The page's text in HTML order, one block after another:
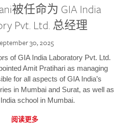
被任命为 GIA India
Pvt. Ltd. 总经理
30, 2025
of GIA India Laboratory Pvt. Ltd.
Amit Pratihari as managing
for all aspects of GIA India’s
in Mumbai and Surat, as well as
school in Mumbai.
阅读更多